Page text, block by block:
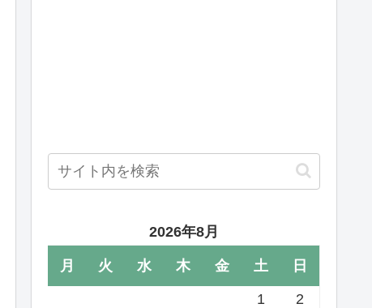
2026年8月
月 火 水 木 金 土 日
1
2